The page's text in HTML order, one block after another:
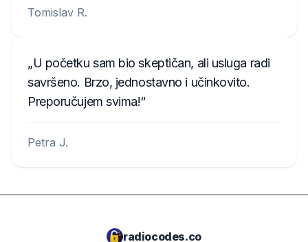
Tomislav R.
U početku sam bio skeptičan, ali usluga radi
savršeno. Brzo, jednostavno i učinkovito.
Preporučujem svima!
Petra J.
radiocodes.co